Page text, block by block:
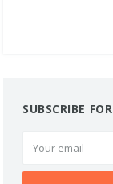
SUBSCRIBE